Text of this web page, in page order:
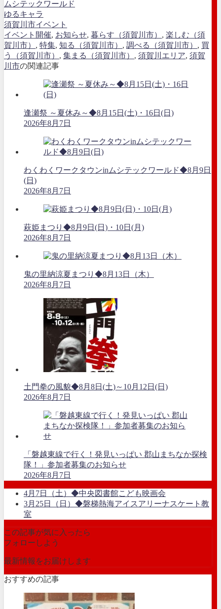
ムシテックワールド
ゆるキャラ
須賀川市イベント
イベント開催, お知らせ, 暮らす（須賀川市） , 楽しむ（須
賀川市） , 特集, 知る（須賀川市） , 調べる（須賀川市） , 買
う（須賀川市） , 集まる（須賀川市） , 須賀川エリア, 須賀
川市の関連記事
逢瀬祭 ～夏休み～◆8月15日(土)・16日(日)
2026年8月7日
わくわくワークタウンinムシテックワールド◆8月9日
(日)
2026年8月7日
萩姫まつり◆8月9日(日)・10日(月)
2026年8月7日
鬼の里納涼夏まつり◆8月13日（木）
2026年8月7日
土門拳の風貌◆8月8日(土)～10月12日(日)
2026年8月7日
「磐越東線で行く！発見いっぱい 郡山まちなか探検
隊！」参加者募集のお知らせ
2026年8月7日
4月7日（土）◆中央図書館こども映画会
3月25日（日）◆磐梯熱海アイスアリーナスケート教
室
この記事が気に入ったら
フォローしよう
最新情報をお届けします
おすすめの記事